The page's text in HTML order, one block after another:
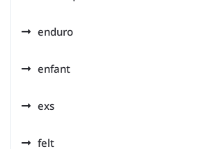
enduro
enfant
exs
felt